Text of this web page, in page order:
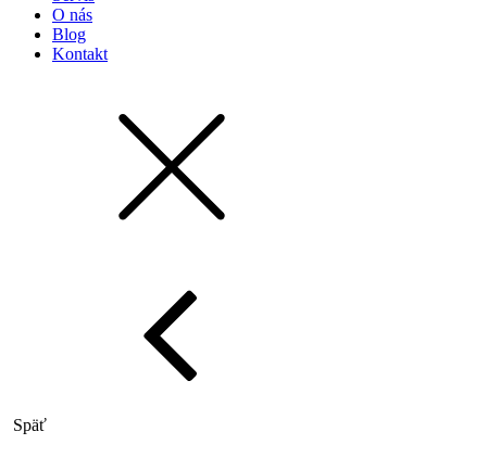
O nás
Blog
Kontakt
Späť